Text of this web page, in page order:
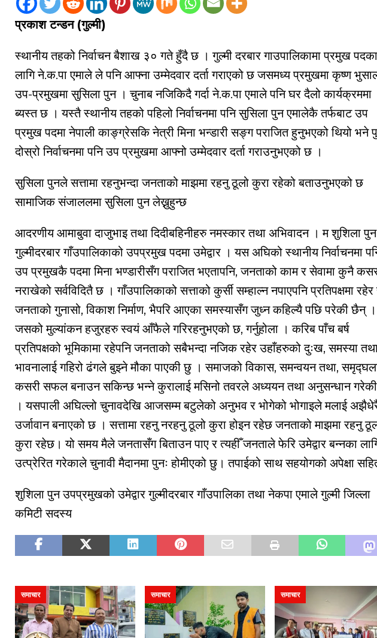
प्रकाश टन्डन (गुल्मी)
स्थानीय तहको निर्वाचन बैशाख ३० गते हुँदै छ । गुल्मी दरबार गाउपालिकामा प्रमुख पदका
लागि ने.क.पा एमाले ले पनि आफ्ना उम्मेदवार दर्ता गराएको छ जसमध्य प्रमुखमा कृष्ण
उप-प्रमुखमा सुसिला पुन । चुनाब नजिकिदै गर्दा ने.क.पा एमाले पनि घर दैलो कार्यक्रममा
ब्यस्त छ । यस्तै स्थानीय तहको पहिलो निर्वाचनमा पनि सुसिला पुन एमालेकै तर्फबाट उप
प्रमुख पदमा नेपाली काङ्ग्रेसकि नेत्री मिना भन्डारी सङ्ग पराजित हुनुभएको थियो भने
दोस्रो निर्वाचनमा पनि उप प्रमुखमा आफ्नो उम्मेदवार दर्ता गराउनुभएको छ ।
सुसिला पुनले सत्तामा रहनुभन्दा जनताको माझमा रहनु ठूलो कुरा रहेको बताउनुभएको छ
सामाजिक संजाललमा सुसिला पुन लेख्नुहुन्छ
आदरणीय आमाबुवा दाजुभाइ तथा दिदीबहिनीहरु नमस्कार तथा अभिवादन । म शुशिला पुन
गुल्मीदरबार गाँउपालिकाको उपप्रमुख पदमा उमेद्वार । यस अघिको स्थानीय निर्वाचनमा
उप प्रमुखकै पदमा मिना भण्डारीसँग पराजित भएतापनि, जनताको काम र सेवामा कुनै
नराखेको सर्वविदितै छ । गाँउपालिकाको सत्ताको कुर्सी सम्हाल्न नपाएपनि प्रतिपक्षमा
जनताको गुनासो, विकाश निर्माण, भैपरि आएका समस्यासँग जुध्न कहिल्यै पछि परेकी छैन् ।
जसको मुल्यांकन हजुरहरु स्वयं आँफैले गरिरहनुभएको छ, गर्नुहोला । करिब पाँच बर्ष
प्रतिपक्षको भूमिकामा रहेपनि जनताको सबैभन्दा नजिक रहेर उहाँहरुको दुःख, समस्या
भावनालाई गहिरो ढंगले बुझ्ने मौका पाएकी छु । समाजको विकास, समन्वयन तथा,
कसरी सफल बनाउन सकिन्छ भन्ने कुरालाई मसिनो तवरले अध्ययन तथा अनुसन्धान
। यसपाली अघिल्लो चुनावदेखि आजसम्म बटुलेको अनुभव र भोगेको भोगाइले मलाई
उर्जावान बनाएको छ । सत्तामा रहनु नरहनु ठूलो कुरा होइन रहेछ जनताको माझमा रहनु
कुरा रहेछ। यो समय मैले जनतासँग बिताउन पाए र त्यहीँ जनताले फेरि उमेद्वार बन्नका
उत्प्रेरित गरेकाले चुनावी मैदानमा पुनः होमीएको छु। तपाईको साथ सहयोगको अपेक्षा
शुशिला पुन उपप्रमुखको उमेद्वार गुल्मीदरबार गाँउपालिका तथा नेकपा एमाले गुल्मी जिल्ला
कमिटी सदस्य
समाचार समाचार समाचार